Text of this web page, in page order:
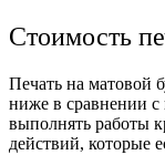
Стоимость
Печать на матовой
ниже в сравнении с
выполнять работы
действий, которые